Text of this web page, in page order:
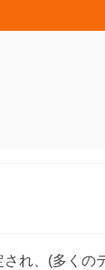
れ、(多く